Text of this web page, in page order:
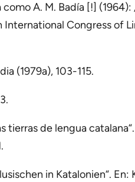
A. M. Badía [!]
Congress of
(1979a), 103-115.
de lengua
in Katalonien“.